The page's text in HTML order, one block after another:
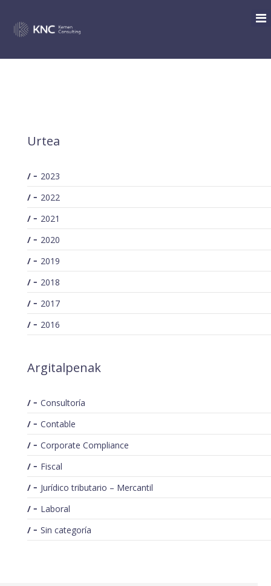
Urtea
2023
2022
2021
2020
2019
2018
2017
2016
Argitalpenak
Consultoría
Contable
Corporate Compliance
Fiscal
Jurídico tributario – Mercantil
Laboral
Sin categoría